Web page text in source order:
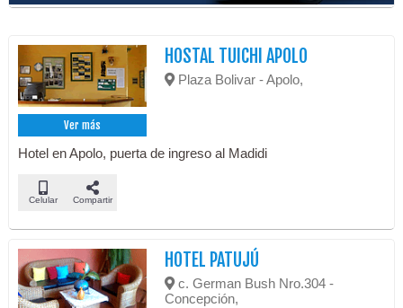
Ver más
HOSTAL TUICHI APOLO
Plaza Bolivar - Apolo,
Hotel en Apolo, puerta de ingreso al Madidi
Celular Compartir
HOTEL PATUJÚ
c. German Bush Nro.304 -
Concepción,